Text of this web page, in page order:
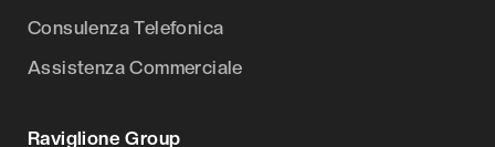
Consulenza Telefonica
Assistenza Commerciale
Raviglione Group